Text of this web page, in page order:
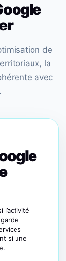
de
la
avec
l’activité
si une